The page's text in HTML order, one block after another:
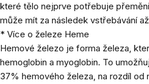
které tělo nejprve potřebuje
může mít za následek vstřebávání
* Více o železe Heme
Hemové železo je forma železa,
hemoglobin a myoglobin. To
37% hemového železa, na rozdíl od